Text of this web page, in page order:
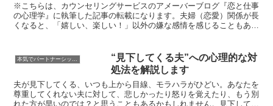
※こちらは、カウンセリングサービスのアメーバーブログ『恋と仕事
の心理学』に執筆した記事の転載になります。夫婦（恋愛）関係が長
くなると、「嬉しい、楽しい！」以外の嫌な感情を感じることもある
本気でパートナーシップ！
“見下してくる夫”への心理的な対
処法を解説します
夫が見下してくる、いつも上から目線、モラハラがひどい。あなたを
尊重してくれない夫に対して、悲しかったり怒りを覚えたり、もう別
れた方が早いのでは？と思うこともあるかもしれません。見下してく